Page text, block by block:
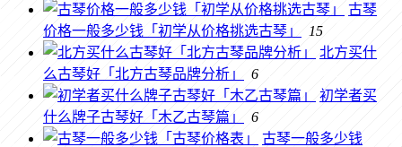
古琴
价格一般多少钱「初学从价格挑选古琴」
15
北方买什
么古琴好「北方古琴品牌分析」
6
初学者买
什么牌子古琴好「木乙古琴篇」
6
古琴一般多少钱